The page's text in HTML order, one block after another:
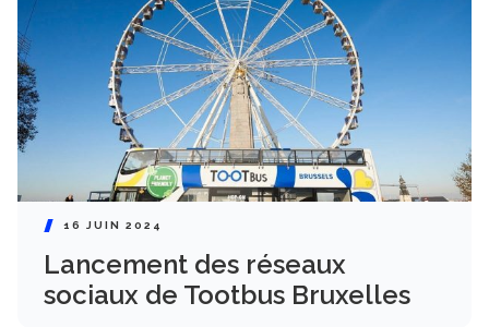
16 JUIN 2024
Lancement des réseaux
sociaux de Tootbus Bruxelles